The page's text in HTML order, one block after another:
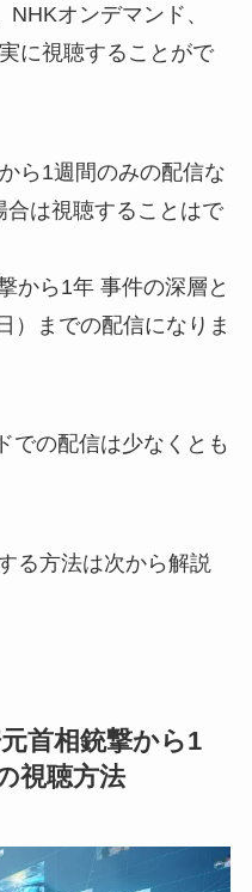
オンデマンド、
に視聴することがで
ら1週間のみの配信な
は視聴することはで
から1年 事件の深層と
）までの配信になりま
での配信は少なくとも
る方法は次から解説
首相銃撃から1
視聴方法